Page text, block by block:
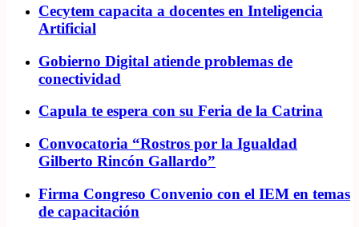
Cecytem capacita a docentes en Inteligencia
Artificial
Gobierno Digital atiende problemas de
conectividad
Capula te espera con su Feria de la Catrina
Convocatoria “Rostros por la Igualdad
Gilberto Rincón Gallardo”
Firma Congreso Convenio con el IEM en temas
de capacitación